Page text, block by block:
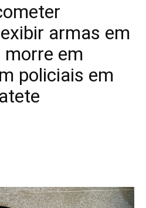
armas em
morre em
policiais em